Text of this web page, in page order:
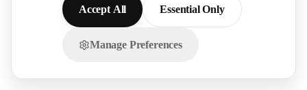
Accept All Essential Only
Manage Preferences